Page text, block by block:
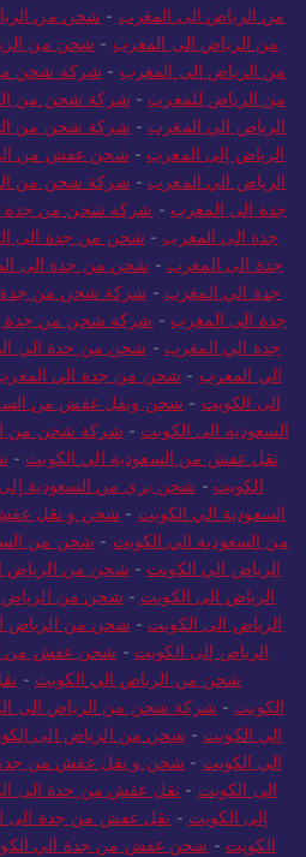
من الرياض الى المغرب - شحن من
من الرياض الي المغرب - شحن من
من الرياض الى المغرب - شركة شحن
من الرياض للمغرب - شركة شحن من
الرياض الي المغرب - شركة شحن من
الرياض إلى المغرب - شحن عفش من
الرياض الي المغرب - شركة شحن من
جدة الى المغرب - شركة شحن من جدة
جدة الى المغرب - شحن من جدة الى
جدة الى المغرب - شحن من جدة الى
جدة الي المغرب - شركة شحن من جدة
جدة الى المغرب - شركة شحن من جدة
جدة الي المغرب - شحن من جدة الي
الي المغرب - شحن من جدة الي
الى الكويت - شحن ونقل عفش من
السعودية الى الكويت - شركة شحن من
نقل عفش من السعودية الي الكويت -
الكويت - شحن بري من السعودية
السعودية الي الكويت - شحن و نقل
من السعودية الي الكويت - شحن من
الرياض الي الكويت - شحن من الرياض
الرياض الى الكويت - شحن من الرياض
الرياض الى الكويت - شحن من الرياض
الرياض إلى الكويت - شحن عفش من
شحن من الرياض الي الكويت -
الكويت - شركة شحن من الرياض الي
الي الكويت - شحن من الرياض الى
الي الكويت - شحن و نقل عفش من جدة
الى الكويت - نقل عفش من جدة الى
إلى الكويت - نقل عفش من جدة الى
الكويت - شحن عفش من جدة الي